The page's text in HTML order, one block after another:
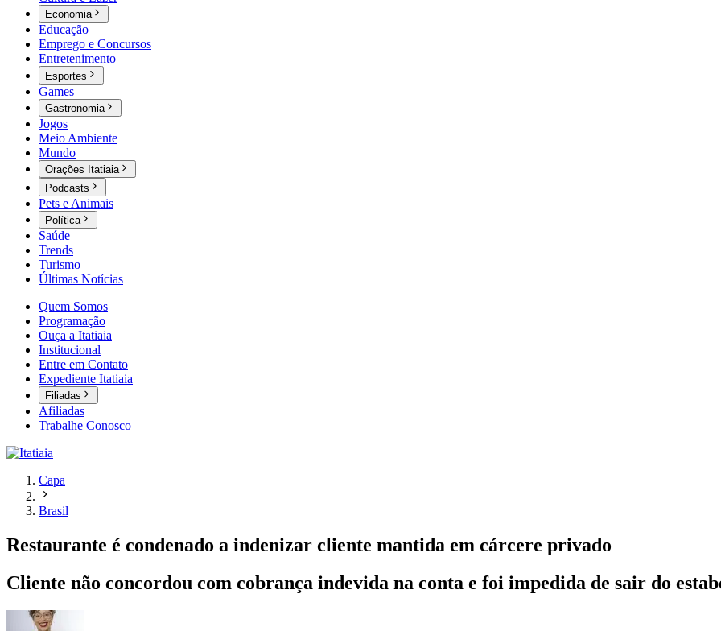
Economia
Educação
Emprego e Concursos
Entretenimento
Esportes
Games
Gastronomia
Jogos
Meio Ambiente
Mundo
Orações Itatiaia
Podcasts
Pets e Animais
Política
Saúde
Trends
Turismo
Últimas Notícias
Quem Somos
Programação
Ouça a Itatiaia
Institucional
Entre em Contato
Expediente Itatiaia
Filiadas
Afiliadas
Trabalhe Conosco
Capa
Brasil
Restaurante é condenado a indenizar cliente mantida em cárcere privado
Cliente não concordou com cobrança indevida na conta e foi impedida de sair do